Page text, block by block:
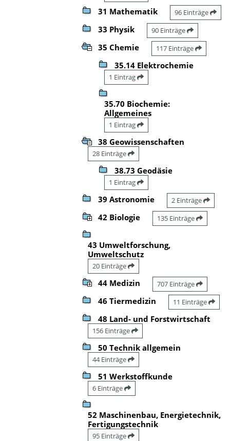
31 Mathematik 96 Einträge
33 Physik 90 Einträge
35 Chemie 117 Einträge
35.14 Elektrochemie
1 Eintrag
35.70 Biochemie:
Allgemeines
1 Eintrag
38 Geowissenschaften
28 Einträge
38.73 Geodäsie
1 Eintrag
39 Astronomie 2 Einträge
42 Biologie 135 Einträge
43 Umweltforschung,
Umweltschutz
20 Einträge
44 Medizin 707 Einträge
46 Tiermedizin 11 Einträge
48 Land- und Forstwirtschaft
156 Einträge
50 Technik allgemein
44 Einträge
51 Werkstoffkunde
6 Einträge
52 Maschinenbau, Energietechnik,
Fertigungstechnik
95 Einträge